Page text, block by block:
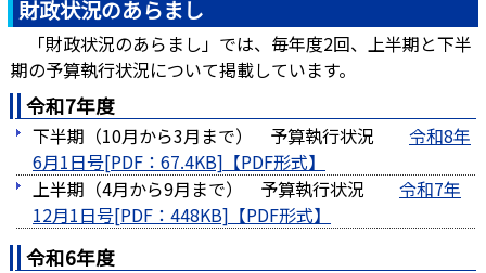
財政状況のあらまし
「財政状況のあらまし」では、毎年度2回、上半期と下半
期の予算執行状況について掲載しています。
令和7年度
下半期（10月から3月まで） 予算執行状況 令和8年
6月1日号[PDF：67.4KB]
上半期（4月から9月まで） 予算執行状況 令和7年
12月1日号[PDF：448KB]
令和6年度